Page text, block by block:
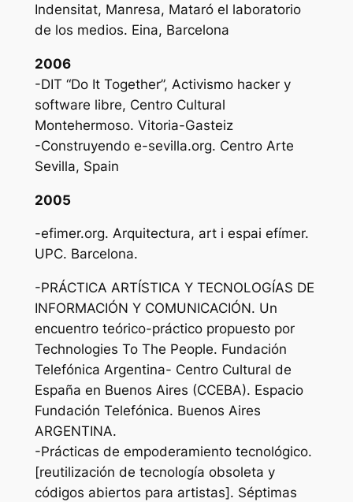
Indensitat, Manresa, Mataró el laboratorio
de los medios. Eina, Barcelona
2006
-DIT “Do It Together”, Activismo hacker y
software libre, Centro Cultural
Montehermoso. Vitoria-Gasteiz
-Construyendo e-sevilla.org. Centro Arte
Sevilla, Spain
2005
-efimer.org. Arquitectura, art i espai efímer.
UPC. Barcelona.
-PRÁCTICA ARTÍSTICA Y TECNOLOGÍAS DE
INFORMACIÓN Y COMUNICACIÓN. Un
encuentro teórico-práctico propuesto por
Technologies To The People. Fundación
Telefónica Argentina- Centro Cultural de
España en Buenos Aires (CCEBA). Espacio
Fundación Telefónica. Buenos Aires
ARGENTINA.
-Prácticas de empoderamiento tecnológico.
[reutilización de tecnología obsoleta y
códigos abiertos para artistas]. Séptimas